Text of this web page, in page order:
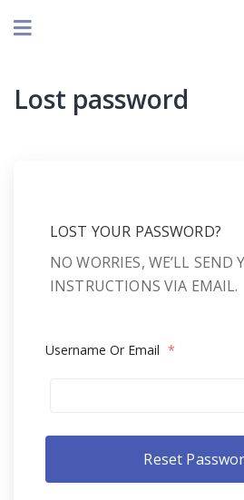
Lost password
LOST YOUR PASSWORD?
NO WORRIES, WE’LL SEND
INSTRUCTIONS VIA EMAIL.
Username Or Email *